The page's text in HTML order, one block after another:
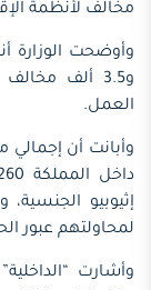
مخالف لأنظمة
العمل.
وأبانت أن
لمحاولتهم عبور